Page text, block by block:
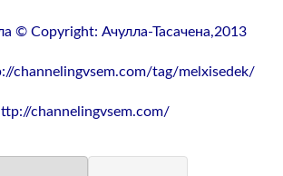
© Copyright: Ачулла-Тасачена,2013
channelingvsem.com/tag/melxisedek/
channelingvsem.com/